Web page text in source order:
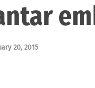
20, 2015